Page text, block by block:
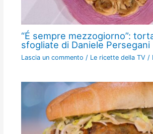
“É sempre mezzogiorno”:
sfogliate di Daniele Persegani
Lascia un commento / Le ricette della TV /